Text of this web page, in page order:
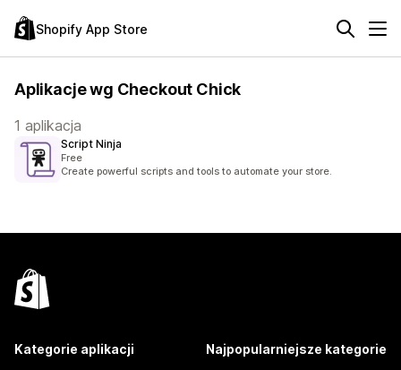
Shopify App Store
Aplikacje wg Checkout Chick
1 aplikacja
Script Ninja
Free
Create powerful scripts and tools to automate your store.
Kategorie aplikacji Najpopularniejsze kategorie